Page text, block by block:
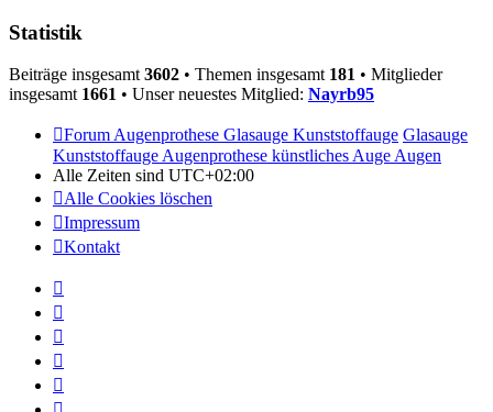
Statistik
Beiträge insgesamt 3602 • Themen insgesamt 181 • Mitglieder
insgesamt 1661 • Unser neuestes Mitglied: Nayrb95
Forum Augenprothese Glasauge Kunststoffauge Glasauge
Kunststoffauge Augenprothese künstliches Auge Augen
Alle Zeiten sind UTC+02:00
Alle Cookies löschen
Impressum
Kontakt